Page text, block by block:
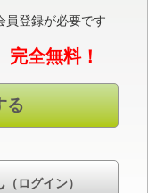
員登録が必要です
全無料！
る
（ログイン）